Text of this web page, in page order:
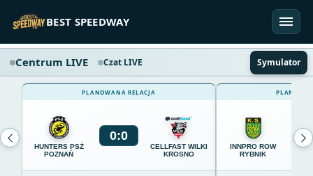
BEST SPEEDWAY
Centrum LIVE Czat LIVE Symulator
PLANOWANA RELACJA
HUNTERS PSŻ
POZNAŃ
0:0
CELLFAST WILKI
KROSNO
INNPRO ROW
RYBNIK
0